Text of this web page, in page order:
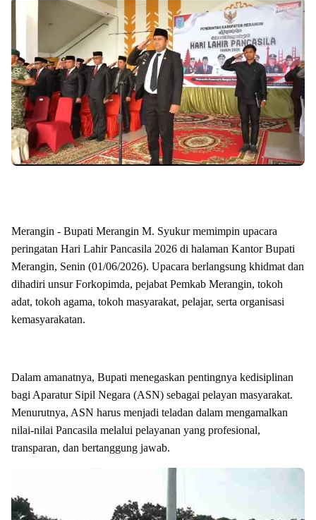
Merangin - Bupati Merangin M. Syukur memimpin upacara
peringatan Hari Lahir Pancasila 2026 di halaman Kantor Bupati
Merangin, Senin (01/06/2026). Upacara berlangsung khidmat dan
dihadiri unsur Forkopimda, pejabat Pemkab Merangin, tokoh
adat, tokoh agama, tokoh masyarakat, pelajar, serta organisasi
kemasyarakatan.
Dalam amanatnya, Bupati menegaskan pentingnya kedisiplinan
bagi Aparatur Sipil Negara (ASN) sebagai pelayan masyarakat.
Menurutnya, ASN harus menjadi teladan dalam mengamalkan
nilai-nilai Pancasila melalui pelayanan yang profesional,
transparan, dan bertanggung jawab.